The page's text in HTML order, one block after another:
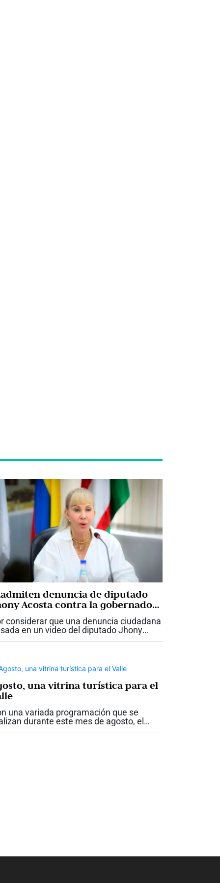
denuncia de diputado
Acosta contra la gobernadora
Francisca Toro
considerar que una denuncia ciudadana
en un video del diputado Jhony
una vitrina turística para el
una variada programación que se
durante este mes de agosto, el
del Cauca espera recibir a más de 300